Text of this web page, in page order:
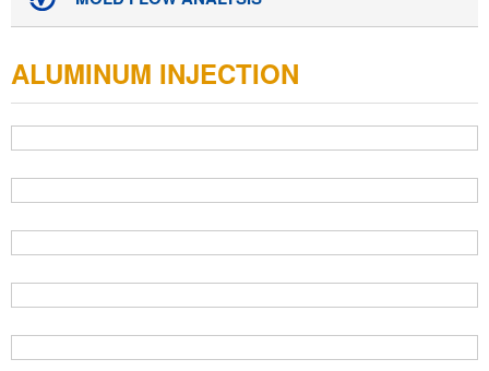
ALUMINUM INJECTION